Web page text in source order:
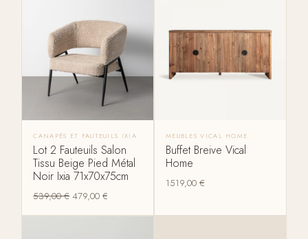
CANAPÉS ET FAUTEUILS IXIA
Lot 2 Fauteuils Salon
Tissu Beige Pied Métal
Noir Ixia 71x70x75cm
539,00€ 479,00€
MEUBLES VICAL HOME
Buffet Breive Vical
Home
1519,00 €